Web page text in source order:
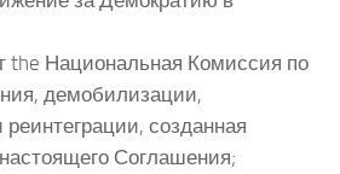
the Национальная Комиссия по
демобилизации,
созданная
Соглашения;